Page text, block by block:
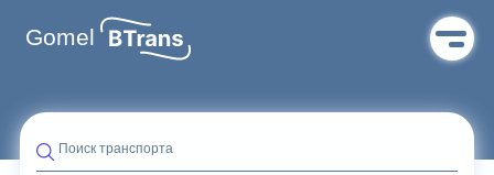
Gomel
Поиск транспорта